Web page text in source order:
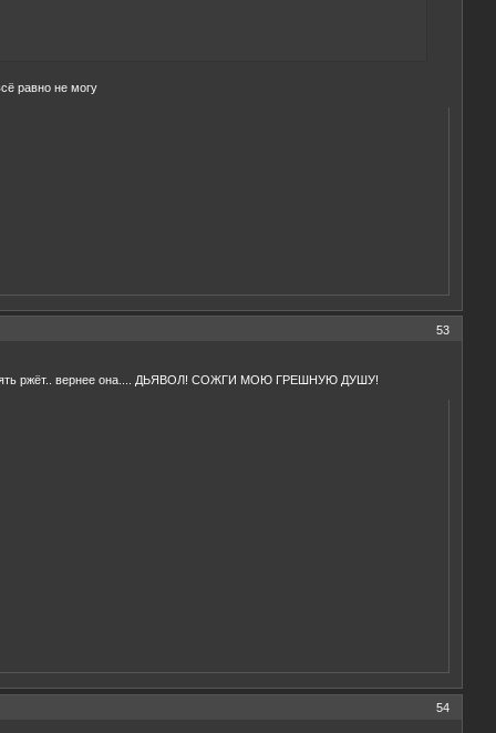
равно не могу
53
опять ржёт.. вернее она.... ДЬЯВОЛ! СОЖГИ МОЮ ГРЕШНУЮ ДУШУ!
54